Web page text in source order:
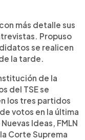
más detalle sus
Propuso
se realicen
la tarde.
de la
del TSE se
los tres partidos
votos en la última
Ideas, FMLN
Corte Suprema